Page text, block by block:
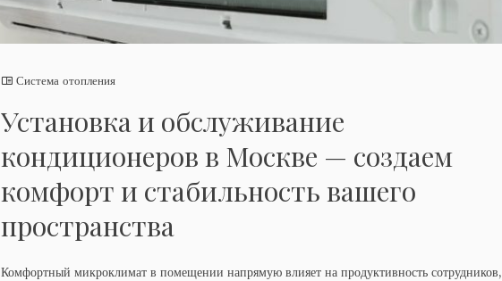
Система отопления
Установка и обслуживание
кондиционеров в Москве — создаем
комфорт и стабильность вашего
пространства
Комфортный микроклимат в помещении напрямую влияет на продуктивность сотрудников,